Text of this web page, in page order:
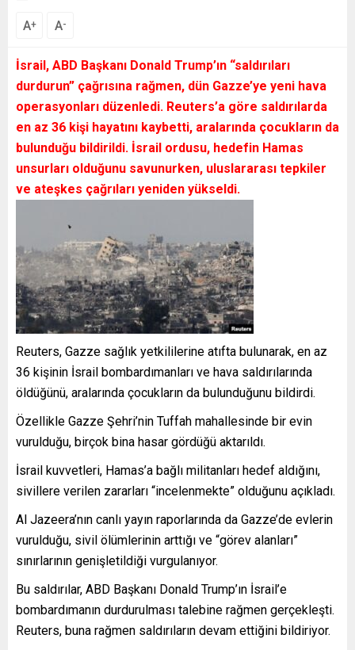
A+ A-
İsrail, ABD Başkanı Donald Trump’ın “saldırıları
durdurun” çağrısına rağmen, dün Gazze’ye yeni hava
operasyonları düzenledi. Reuters’a göre saldırılarda
en az 36 kişi hayatını kaybetti, aralarında çocukların da
bulunduğu bildirildi. İsrail ordusu, hedefin Hamas
unsurları olduğunu savunurken, uluslararası tepkiler
ve ateşkes çağrıları yeniden yükseldi.
Reuters, Gazze sağlık yetkililerine atıfta bulunarak, en az
36 kişinin İsrail bombardımanları ve hava saldırılarında
öldüğünü, aralarında çocukların da bulunduğunu bildirdi.
Özellikle Gazze Şehri’nin Tuffah mahallesinde bir evin
vurulduğu, birçok bina hasar gördüğü aktarıldı.
İsrail kuvvetleri, Hamas’a bağlı militanları hedef aldığını,
sivillere verilen zararları “incelenmekte” olduğunu açıkladı.
Al Jazeera’nın canlı yayın raporlarında da Gazze’de evlerin
vurulduğu, sivil ölümlerinin arttığı ve “görev alanları”
sınırlarının genişletildiği vurgulanıyor.
Bu saldırılar, ABD Başkanı Donald Trump’ın İsrail’e
bombardımanın durdurulması talebine rağmen gerçekleşti.
Reuters, buna rağmen saldırıların devam ettiğini bildiriyor.